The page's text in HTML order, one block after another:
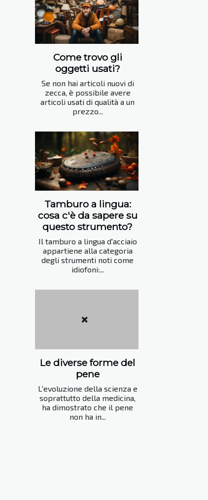
Come trovo gli
oggetti usati?
Se non hai articoli nuovi di
zecca, è possibile avere
articoli usati di qualità a un
prezzo...
Tamburo a lingua:
cosa c'è da sapere su
questo strumento?
Il tamburo a lingua d'acciaio
appartiene alla categoria
degli strumenti noti come
idiofoni:...
Le diverse forme del
pene
L'evoluzione della scienza e
soprattutto della medicina,
ha dimostrato che il pene
non ha in...